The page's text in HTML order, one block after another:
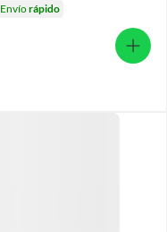
Envíorápido